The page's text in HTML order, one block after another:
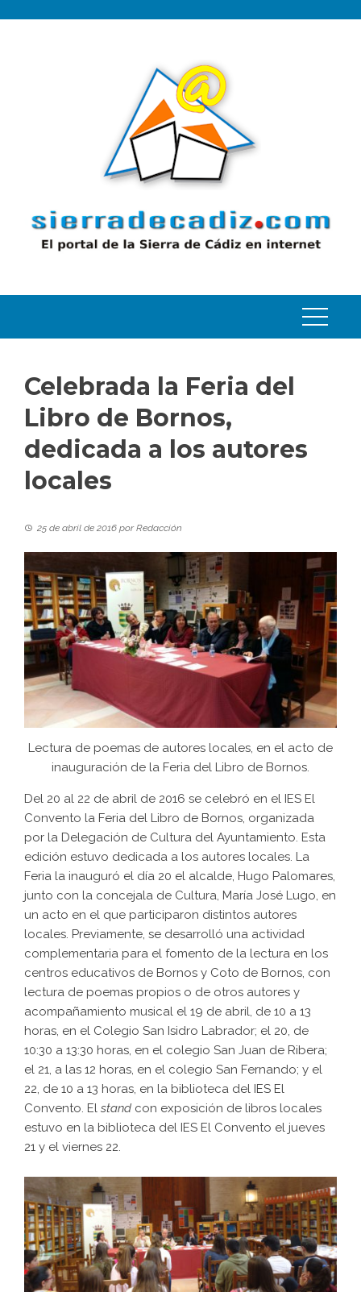
Celebrada la Feria del
Libro de Bornos,
dedicada a los autores
locales
25 de abril de 2016 porRedacción
Lectura de poemas de autores locales, en el acto de
inauguración de la Feria del Libro de Bornos.
Del 20 al 22 de abril de 2016 se celebró en el IES El
Convento la Feria del Libro de Bornos, organizada
por la Delegación de Cultura del Ayuntamiento. Esta
edición estuvo dedicada a los autores locales. La
Feria la inauguró el día 20 el alcalde, Hugo Palomares,
junto con la concejala de Cultura, María José Lugo, en
un acto en el que participaron distintos autores
locales. Previamente, se desarrolló una actividad
complementaria para el fomento de la lectura en los
centros educativos de Bornos y Coto de Bornos, con
lectura de poemas propios o de otros autores y
acompañamiento musical el 19 de abril, de 10 a 13
horas, en el Colegio San Isidro Labrador; el 20, de
10:30 a 13:30 horas, en el colegio San Juan de Ribera;
el 21, a las 12 horas, en el colegio San Fernando; y el
22, de 10 a 13 horas, en la biblioteca del IES El
Convento. El stand con exposición de libros locales
estuvo en la biblioteca del IES El Convento el jueves
21 y el viernes 22.